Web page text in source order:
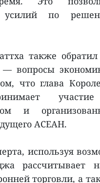
усилий по
также
— вопросы
что глава
и
АСЕАН.
используя
рассчитывает
торговли, а